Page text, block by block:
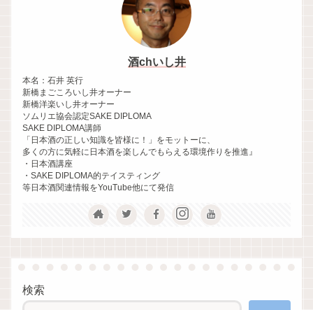
酒chいし井
本名：石井 英行
新橋まごころいし井オーナー
新橋洋楽いし井オーナー
ソムリエ協会認定SAKE DIPLOMA
SAKE DIPLOMA講師
「日本酒の正しい知識を皆様に！」をモットーに、
多くの方に気軽に日本酒を楽しんでもらえる環境作りを推進』
・日本酒講座
・SAKE DIPLOMA的テイスティング
等日本酒関連情報をYouTube他にて発信
検索